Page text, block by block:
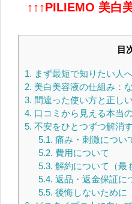
↑↑↑PILIEMO 美白
目
1. まず最短で知りたい人
2. 美白美容液の仕組み：
3. 間違った使い方と正し
4. 口コミから見える本当
5. 不安をひとつずつ解消
5.1. 痛み・刺激につい
5.2. 費用について
5.3. 解約について（最
5.4. 返品・返金保証に
5.5. 後悔しないために